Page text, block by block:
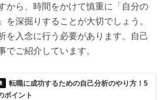
から、時間をかけて慎重に「自分の
を深掘りすることが大切でしょう。
を入念に行う必要があります。自己
でご紹介しています。
転職に成功するための自己分析のやり方！5
ポイント